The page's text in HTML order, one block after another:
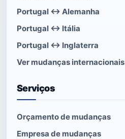
Portugal ↔ Alemanha
Portugal ↔ Itália
Portugal ↔ Inglaterra
Ver mudanças internacionais
Serviços
Orçamento de mudanças
Empresa de mudanças